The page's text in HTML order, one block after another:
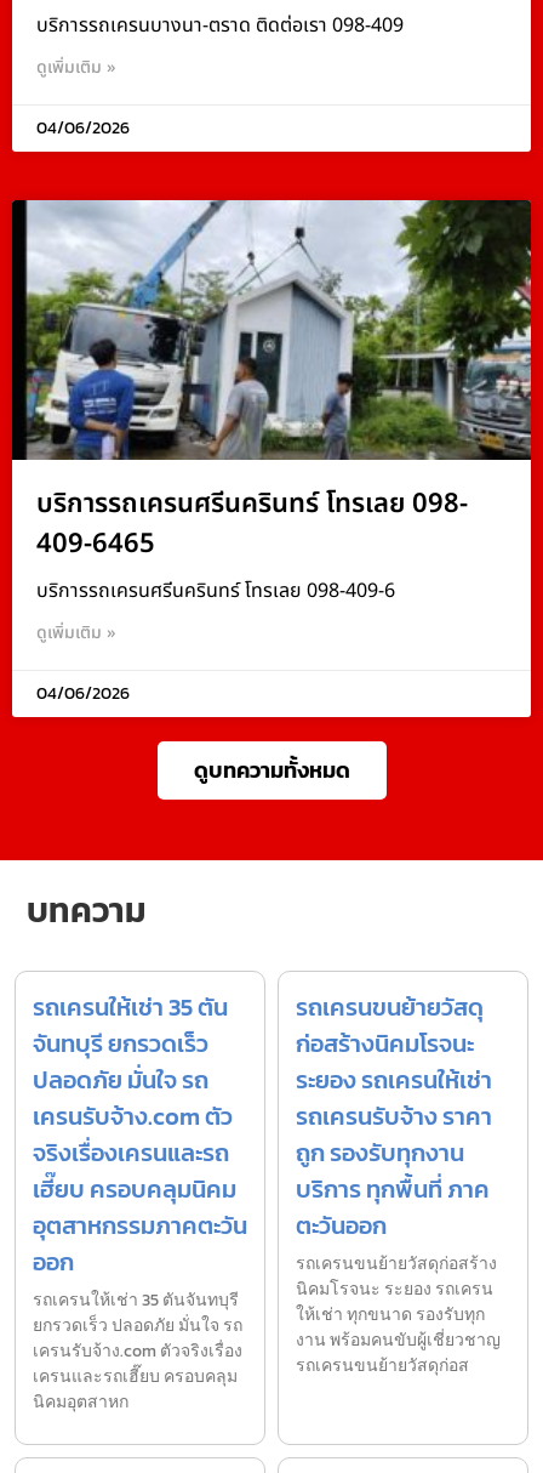
บริการรถเครนบางนา-ตราด ติดต่อเรา 098-409
ดูเพิ่มเติม »
04/06/2026
บริการรถเครนศรีนครินทร์ โทรเลย 098-
409-6465
บริการรถเครนศรีนครินทร์ โทรเลย 098-409-6
ดูเพิ่มเติม »
04/06/2026
ดูบทความทั้งหมด
บทความ
รถเครนให้เช่า 35 ตัน
จันทบุรี ยกรวดเร็ว
ปลอดภัย มั่นใจ รถ
เครนรับจ้าง.com ตัว
จริงเรื่องเครนและรถ
เฮี๊ยบ ครอบคลุมนิคม
อุตสาหกรรมภาคตะวัน
ออก
รถเครนให้เช่า 35 ตันจันทบุรี
ยกรวดเร็ว ปลอดภัย มั่นใจ รถ
เครนรับจ้าง.com ตัวจริงเรื่อง
เครนและรถเฮี๊ยบ ครอบคลุม
นิคมอุตสาหก
รถเครนขนย้ายวัสดุ
ก่อสร้างนิคมโรจนะ
ระยอง รถเครนให้เช่า
รถเครนรับจ้าง ราคา
ถูก รองรับทุกงาน
บริการ ทุกพื้นที่ ภาค
ตะวันออก
รถเครนขนย้ายวัสดุก่อสร้าง
นิคมโรจนะ ระยอง รถเครน
ให้เช่า ทุกขนาด รองรับทุก
งาน พร้อมคนขับผู้เชี่ยวชาญ
รถเครนขนย้ายวัสดุก่อส